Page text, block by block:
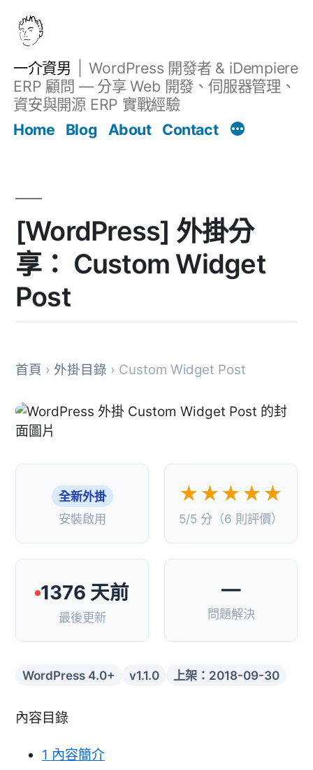
一介資男
WordPress 開發者 & iDempiere
ERP 顧問 — 分享 Web 開發、伺服器管理、
資安與開源 ERP 實戰經驗
Home
Blog About Contact
[WordPress] 外掛分
享： Custom Widget
Post
首頁 › 外掛目錄 › Custom Widget Post
全新外掛
安裝啟用
★★★★★
5/5 分（6 則評價）
1376 天前
最後更新
—
問題解決
WordPress 4.0+ v1.1.0 上架：2018-09-30
內容目錄
1 內容簡介
文章